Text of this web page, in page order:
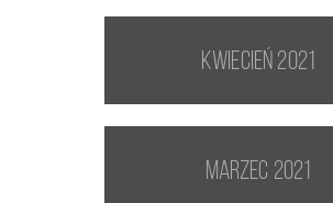
kwiecień 2021
marzec 2021